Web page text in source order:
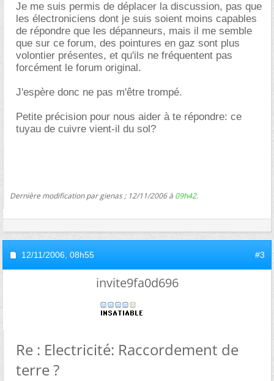
Je me suis permis de déplacer la discussion, pas que
les électroniciens dont je suis soient moins capables
de répondre que les dépanneurs, mais il me semble
que sur ce forum, des pointures en gaz sont plus
volontier présentes, et qu'ils ne fréquentent pas
forcément le forum original.
J'espère donc ne pas m'être trompé.
Petite précision pour nous aider à te répondre: ce
tuyau de cuivre vient-il du sol?
Dernière modification par gienas ; 12/11/2006 à 09h42.
12/11/2006, 08h55 #3
invite9fa0d696
Re : Electricité: Raccordement de
terre ?